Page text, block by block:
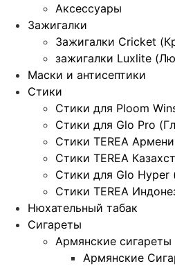
Аксессуары
Зажигалки
Зажигалки Cricket
зажигалки Luxlite
Маски и антисептики
Стики
Стики для Ploom
Стики для Glo Pro
Стики TEREA
Стики TEREA
Стики для Glo Hyper
Стики TEREA
Нюхательный табак
Сигареты
Армянские сигареты
Армянские